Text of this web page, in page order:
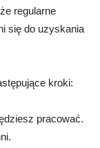
regularne
się do uzyskania
kroki:
pracować.